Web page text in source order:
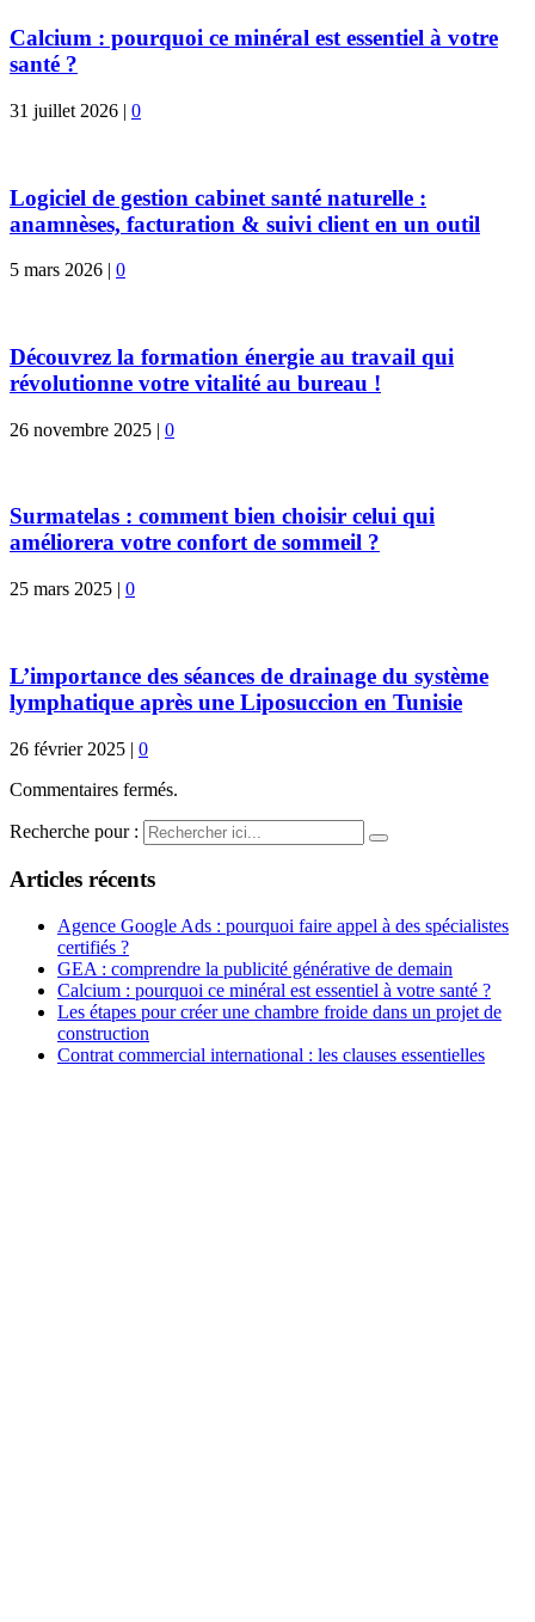
Calcium : pourquoi ce minéral est essentiel à votre
santé ?
31 juillet 2026 | 0
Logiciel de gestion cabinet santé naturelle :
anamnèses, facturation & suivi client en un outil
5 mars 2026 | 0
Découvrez la formation énergie au travail qui
révolutionne votre vitalité au bureau !
26 novembre 2025 | 0
Surmatelas : comment bien choisir celui qui
améliorera votre confort de sommeil ?
25 mars 2025 | 0
L’importance des séances de drainage du système
lymphatique après une Liposuccion en Tunisie
26 février 2025 | 0
Commentaires fermés.
Recherche pour :
Articles récents
Agence Google Ads : pourquoi faire appel à des spécialistes
certifiés ?
GEA : comprendre la publicité générative de demain
Calcium : pourquoi ce minéral est essentiel à votre santé ?
Les étapes pour créer une chambre froide dans un projet de
construction
Contrat commercial international : les clauses essentielles